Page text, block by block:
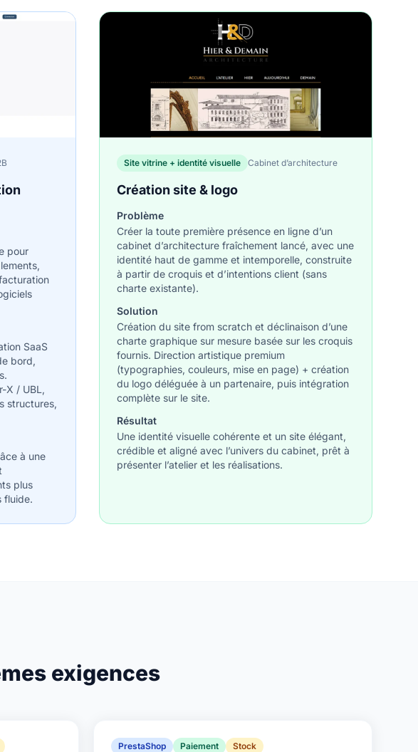
pour
SaaS
bord,
X / UBL,
structures,
à une
plus
fluide.
Site vitrine + identité visuelle Cabinet d’architecture
Création site & logo
Problème
Créer la toute première présence en ligne d’un
cabinet d’architecture fraîchement lancé, avec une
identité haut de gamme et intemporelle, construite
à partir de croquis et d’intentions client (sans
charte existante).
Solution
Création du site from scratch et déclinaison d’une
charte graphique sur mesure basée sur les croquis
fournis. Direction artistique premium
(typographies, couleurs, mise en page) + création
du logo déléguée à un partenaire, puis intégration
complète sur le site.
Résultat
Une identité visuelle cohérente et un site élégant,
crédible et aligné avec l’univers du cabinet, prêt à
présenter l’atelier et les réalisations.
exigences
PrestaShop Paiement Stock